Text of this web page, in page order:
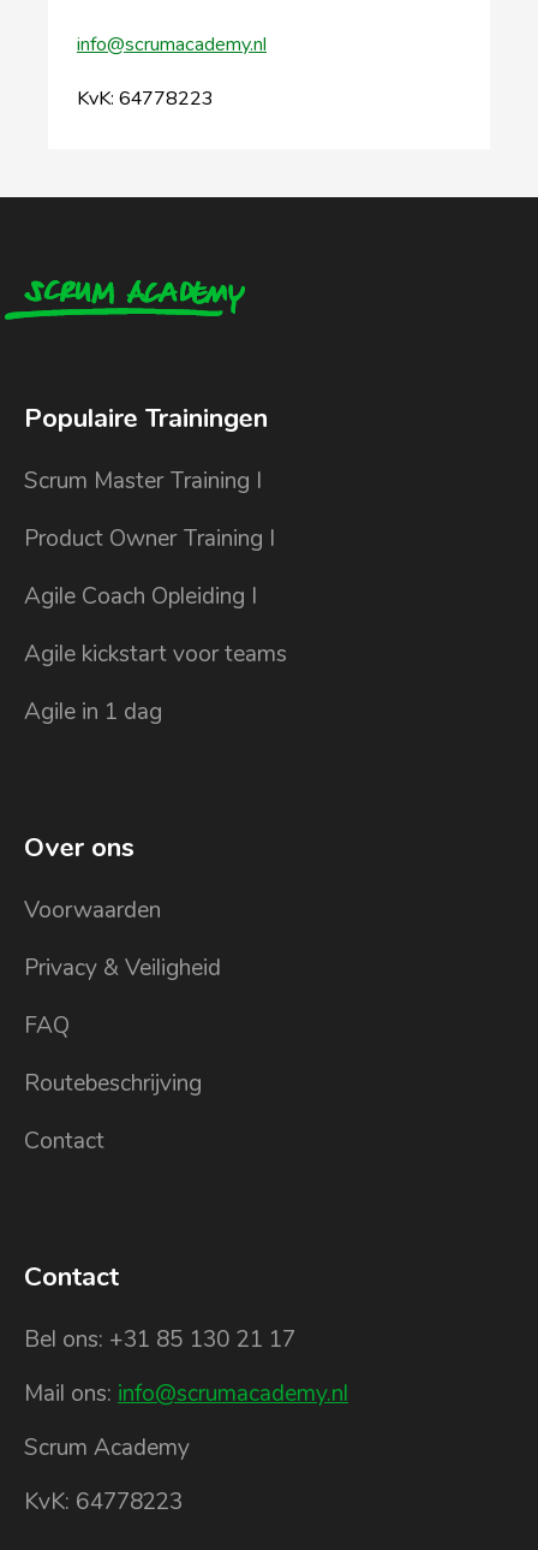
info@scrumacademy.nl
KvK: 64778223
Populaire Trainingen
Scrum Master Training I
Product Owner Training I
Agile Coach Opleiding I
Agile kickstart voor teams
Agile in 1 dag
Over ons
Voorwaarden
Privacy & Veiligheid
FAQ
Routebeschrijving
Contact
Contact
Bel ons: +31 85 130 21 17
Mail ons: info@scrumacademy.nl
Scrum Academy
KvK: 64778223